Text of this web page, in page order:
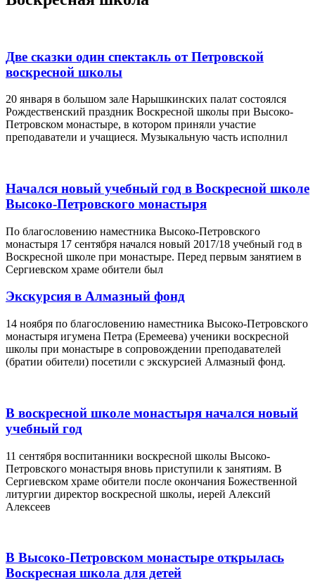
Две сказки один спектакль от Петровской
воскресной школы
20 января в большом зале Нарышкинских палат состоялся
Рождественский праздник Воскресной школы при Высоко-
Петровском монастыре, в котором приняли участие
преподаватели и учащиеся. Музыкальную часть исполнил
Начался новый учебный год в Воскресной школе
Высоко-Петровского монастыря
По благословению наместника Высоко-Петровского
монастыря 17 сентября начался новый 2017/18 учебный год в
Воскресной школе при монастыре. Перед первым занятием в
Сергиевском храме обители был
Экскурсия в Алмазный фонд
14 ноября по благословению наместника Высоко-Петровского
монастыря игумена Петра (Еремеева) ученики воскресной
школы при монастыре в сопровождении преподавателей
(братии обители) посетили с экскурсией Алмазный фонд.
В воскресной школе монастыря начался новый
учебный год
11 сентября воспитанники воскресной школы Высоко-
Петровского монастыря вновь приступили к занятиям. В
Сергиевском храме обители после окончания Божественной
литургии директор воскресной школы, иерей Алексий
Алексеев
В Высоко-Петровском монастыре открылась
Воскресная школа для детей